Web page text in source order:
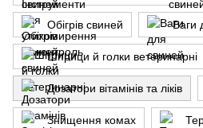
Обігрів свиней Ваги
Шприци й голки ветеринарні
Дозатори вітамінів та ліків
Знищення комах